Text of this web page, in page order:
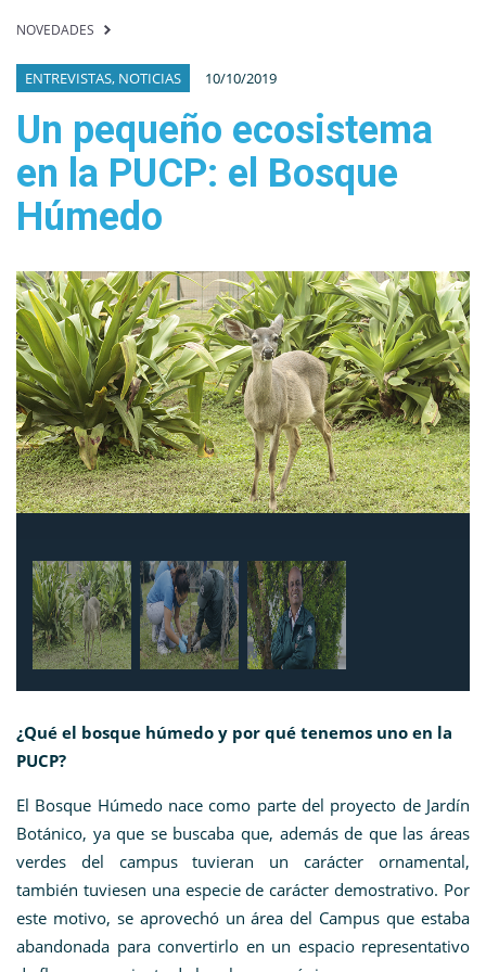
NOVEDADES
ENTREVISTAS, NOTICIAS 10/10/2019
Un pequeño ecosistema
en la PUCP: el Bosque
Húmedo
¿Qué el bosque húmedo y por qué tenemos uno en la
PUCP?
El Bosque Húmedo nace como parte del proyecto de Jardín
Botánico, ya que se buscaba que, además de que las áreas
verdes del campus tuvieran un carácter ornamental,
también tuviesen una especie de carácter demostrativo. Por
este motivo, se aprovechó un área del Campus que estaba
abandonada para convertirlo en un espacio representativo